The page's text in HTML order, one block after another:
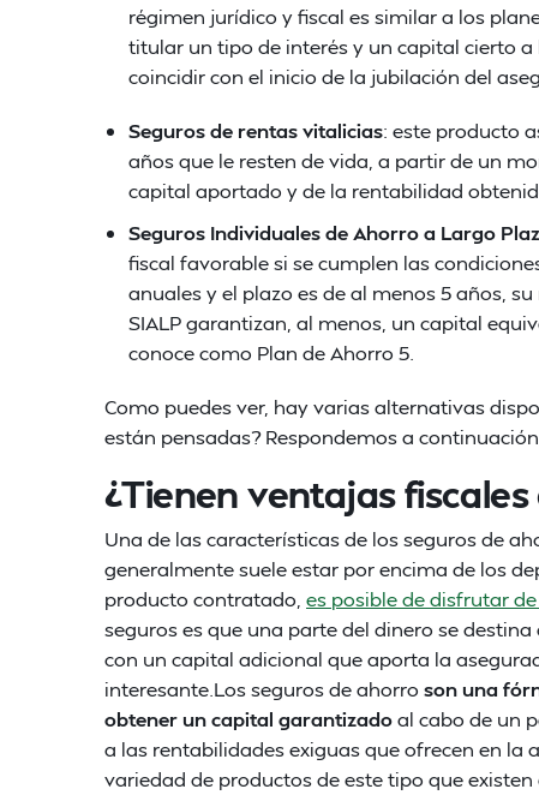
régimen jurídico y fiscal es similar a los
titular un tipo de interés y un capital cierto
coincidir con el inicio de la jubilación del
Seguros de rentas vitalicias: este producto
años que le resten de vida, a partir de un
capital aportado y de la rentabilidad
Seguros Individuales de Ahorro a Largo
fiscal favorable si se cumplen las
anuales y el plazo es de al menos 5 años,
SIALP garantizan, al menos, un capital
conoce como Plan de Ahorro 5.
Como puedes ver, hay varias alternativas
están pensadas? Respondemos a continuación.
¿Tienen ventajas
Una de las características de los seguros de
generalmente suele estar por encima de los
producto contratado, es posible de disfrutar
seguros es que una parte del dinero se
con un capital adicional que aporta la
interesante.Los seguros de ahorro son una
obtener un capital garantizadoal cabo de un
a las rentabilidades exiguas que ofrecen en
variedad de productos de este tipo que